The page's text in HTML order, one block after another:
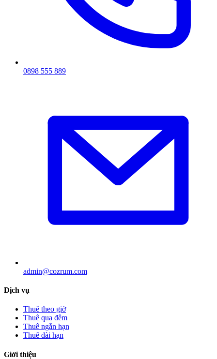
0898 555 889
admin@cozrum.com
Dịch vụ
Thuê theo giờ
Thuê qua đêm
Thuê ngắn hạn
Thuê dài hạn
Giới thiệu